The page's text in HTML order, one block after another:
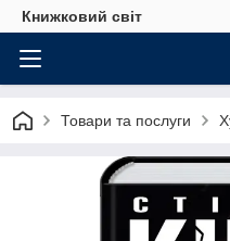
Книжковий світ
Товари та послуги